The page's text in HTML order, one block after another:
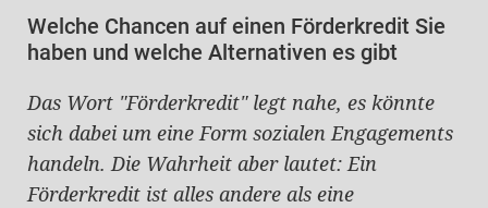
Welche Chancen auf einen Förderkredit Sie
haben und welche Alternativen es gibt
Das Wort "Förderkredit" legt nahe, es könnte
sich dabei um eine Form sozialen Engagements
handeln. Die Wahrheit aber lautet: Ein
Förderkredit ist alles andere als eine